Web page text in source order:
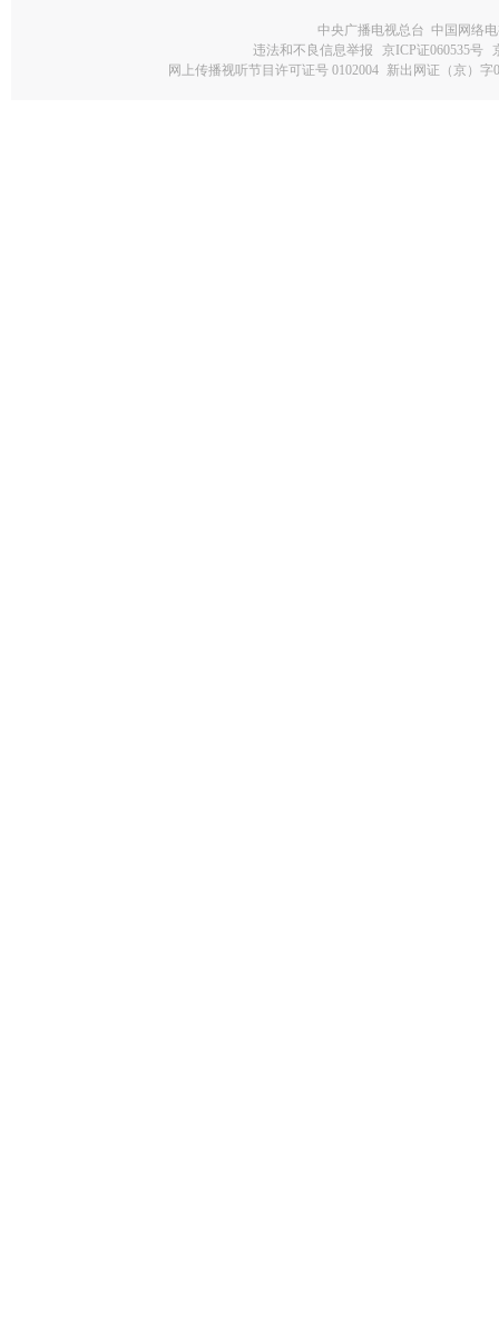
中央广播电视总台 中国网络
违法和不良信息举报
京ICP证060535号
网上传播视听节目许可证号 0102004 新出网证（京）